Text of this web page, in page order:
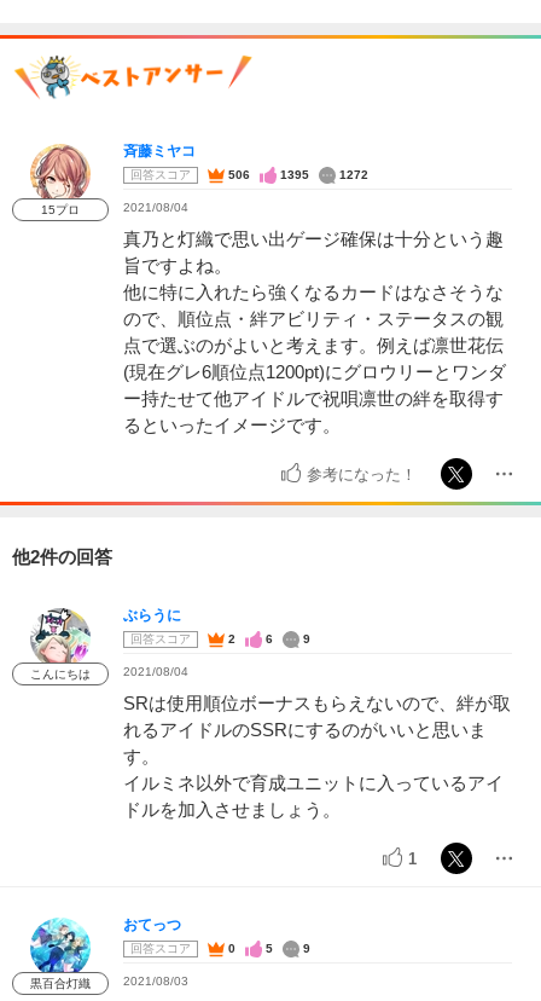
15プロ
斉藤ミヤコ
回答スコア 506 1395 1272
2021/08/04
真乃と灯織で思い出ゲージ確保は十分という趣
旨ですよね。
他に特に入れたら強くなるカードはなさそうな
ので、順位点・絆アビリティ・ステータスの観
点で選ぶのがよいと考えます。例えば凛世花伝
(現在グレ6順位点1200pt)にグロウリーとワンダ
ー持たせて他アイドルで祝唄凛世の絆を取得す
るといったイメージです。
参考になった！
他2件の回答
こんにちは
ぶらうに
回答スコア 2 6 9
2021/08/04
SRは使用順位ボーナスもらえないので、絆が取
れるアイドルのSSRにするのがいいと思いま
す。
イルミネ以外で育成ユニットに入っているアイ
ドルを加入させましょう。
1
黒百合灯織
おてっつ
回答スコア 0 5 9
2021/08/03